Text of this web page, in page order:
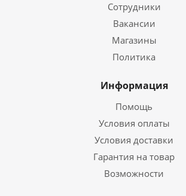
Сотрудники
Вакансии
Магазины
Политика
Информация
Помощь
Условия оплаты
Условия доставки
Гарантия на товар
Возможности